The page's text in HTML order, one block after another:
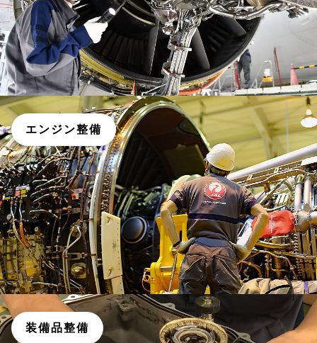
エンジン整備
装備品整備